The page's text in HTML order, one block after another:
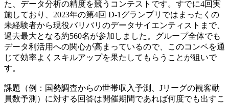
た、データ分析の精度を競うコンテストです。すでに4回実
施しており、2023年の第4回 D-1グランプリではまったくの
未経験者から現役バリバリのデータサイエンティストまで、
過去最大となる約560名が参加しました。グループ全体でも
データ利活用への関心が高まっているので、このコンペを通
じて効率よくスキルアップを果たしてもらうことが狙いで
す。
課題（例：国勢調査からの世帯収入予測、Jリーグの観客動
員数予測）に対する回答は開催期間であれば何度でも出すこ